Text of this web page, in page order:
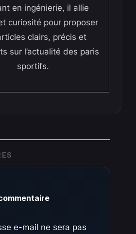
en ingénierie, il allie
curiosité pour proposer
clairs, précis et
sur l’actualité des paris
sportifs.
e-mail ne sera pas